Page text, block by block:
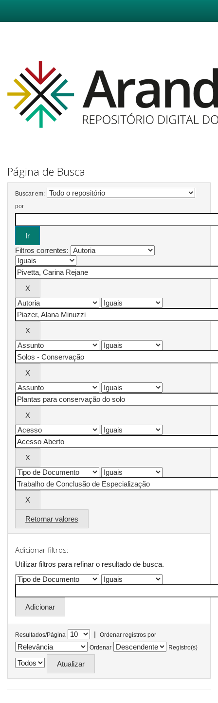
Página de Busca
Buscar em:
por
Filtros correntes:
Retornar valores
Adicionar filtros:
Utilizar filtros para refinar o resultado de busca.
Resultados/Página |
Ordenar registros por
Ordenar
Registro(s)